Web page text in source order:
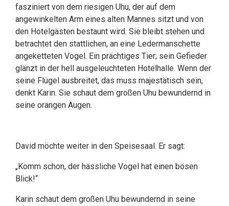
fasziniert von dem riesigen Uhu, der auf dem
angewinkelten Arm eines alten Mannes sitzt und von
den Hotelgästen bestaunt wird. Sie bleibt stehen und
betrachtet den stattlichen, an eine Ledermanschette
angeketteten Vogel. Ein prächtiges Tier; sein Gefieder
glänzt in der hell ausgeleuchteten Hotelhalle. Wenn der
seine Flügel ausbreitet, das muss majestätisch sein,
denkt Karin. Sie schaut dem großen Uhu bewundernd in
seine orangen Augen.
David möchte weiter in den Speisesaal. Er sagt:
„Komm schon, der hässliche Vogel hat einen bösen
Blick!“
Karin schaut dem großen Uhu bewundernd in seine